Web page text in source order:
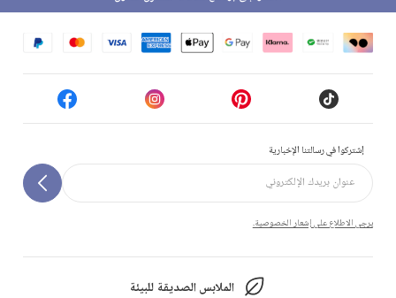
إشتركوا في رسالتنا الإخبارية
يرجى الاطلاع على إشعار الخصوصية.
الملابس الصديقة للبيئة